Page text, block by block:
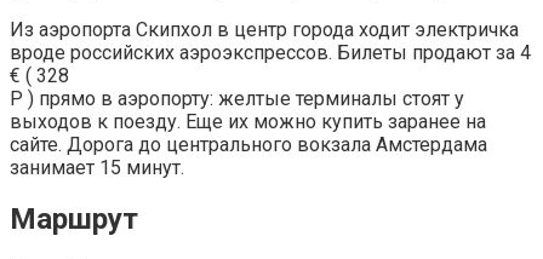
Из аэропорта Скипхол в центр города ходит электричка
вроде российских аэроэкспрессов. Билеты продают за 4
€ ( 328
Р ) прямо в аэропорту: желтые терминалы стоят у
выходов к поезду. Еще их можно купить заранее на
сайте. Дорога до центрального вокзала Амстердама
занимает 15 минут.
Маршрут